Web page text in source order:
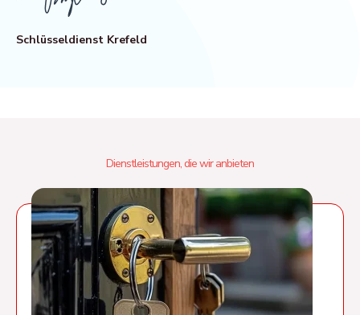
Schlüsseldienst Krefeld
Dienstleistungen, die wir anbieten